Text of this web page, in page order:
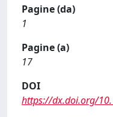
Pagine (da)
1
Pagine (a)
17
DOI
https://dx.doi.org/